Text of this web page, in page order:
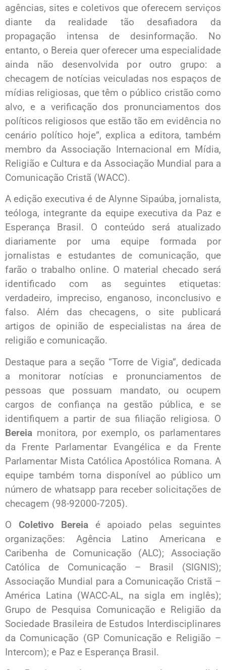
agências, sites e coletivos que oferecem serviços
diante da realidade tão desafiadora da
propagação intensa de desinformação. No
entanto, o Bereia quer oferecer uma especialidade
ainda não desenvolvida por outro grupo: a
checagem de notícias veiculadas nos espaços de
mídias religiosas, que têm o público cristão como
alvo, e a verificação dos pronunciamentos dos
políticos religiosos que estão tão em evidência no
cenário político hoje”, explica a editora, também
membro da Associação Internacional em Mídia,
Religião e Cultura e da Associação Mundial para a
Comunicação Cristã (WACC).
A edição executiva é de Alynne Sipaúba, jornalista,
teóloga, integrante da equipe executiva da Paz e
Esperança Brasil. O conteúdo será atualizado
diariamente por uma equipe formada por
jornalistas e estudantes de comunicação, que
farão o trabalho online. O material checado será
identificado com as seguintes etiquetas:
verdadeiro, impreciso, enganoso, inconclusivo e
falso. Além das checagens, o site publicará
artigos de opinião de especialistas na área de
religião e comunicação.
Destaque para a seção “Torre de Vigia”, dedicada
a monitorar notícias e pronunciamentos de
pessoas que possuam mandato, ou ocupem
cargos de confiança na gestão pública, e se
identifiquem a partir de sua filiação religiosa. O
Bereia monitora, por exemplo, os parlamentares
da Frente Parlamentar Evangélica e da Frente
Parlamentar Mista Católica Apostólica Romana. A
equipe também torna disponível ao público um
número de whatsapp para receber solicitações de
checagem (98-92000-7205).
O Coletivo Bereiaé apoiado pelas seguintes
organizações: Agência Latino Americana e
Caribenha de Comunicação (ALC); Associação
Católica de Comunicação – Brasil (SIGNIS);
Associação Mundial para a Comunicação Cristã –
América Latina (WACC-AL, na sigla em inglês);
Grupo de Pesquisa Comunicação e Religião da
Sociedade Brasileira de Estudos Interdisciplinares
da Comunicação (GP Comunicação e Religião –
Intercom); e Paz e Esperança Brasil.